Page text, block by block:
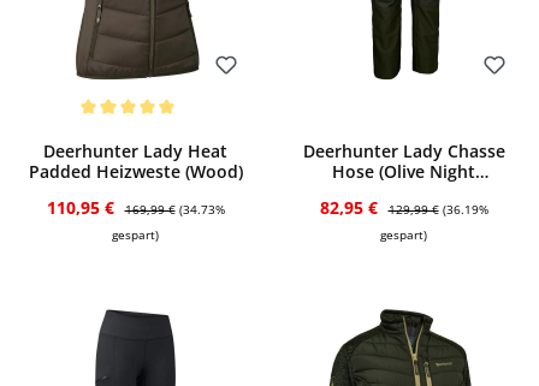
Bewerten
Deerhunter Lady Heat
Padded Heizweste (Wood)
Verkaufspreis:
110,95 € Regulärer Preis:
169,99 € (34.73%
gespart)
Deerhunter Lady Chasse
Hose (Olive Night
Verkaufspreis:
82,95 € Regulärer Preis:
129,99 € (36.19%
gespart)